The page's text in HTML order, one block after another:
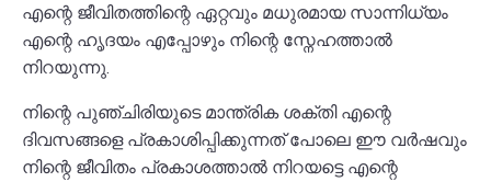
എന്റെ ജീവിതത്തിന്റെ ഏറ്റവും മധുരമായ സാന്നിധ്യം
എന്റെ ഹൃദയം എപ്പോഴും നിന്റെ സ്നേഹത്താൽ
നിറയുന്നു.
നിന്റെ പുഞ്ചിരിയുടെ മാന്ത്രിക ശക്തി എന്റെ
ദിവസങ്ങളെ പ്രകാശിപ്പിക്കുന്നത് പോലെ ഈ വർഷവും
നിന്റെ ജീവിതം പ്രകാശത്താൽ നിറയട്ടെ എന്റെ